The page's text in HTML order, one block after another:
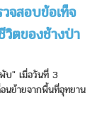
จสอบข้อเท็จ
วิตของช้างป่า
บ" เมื่อวันที่ 3
นย้ายจากพื้นที่อุทยาน